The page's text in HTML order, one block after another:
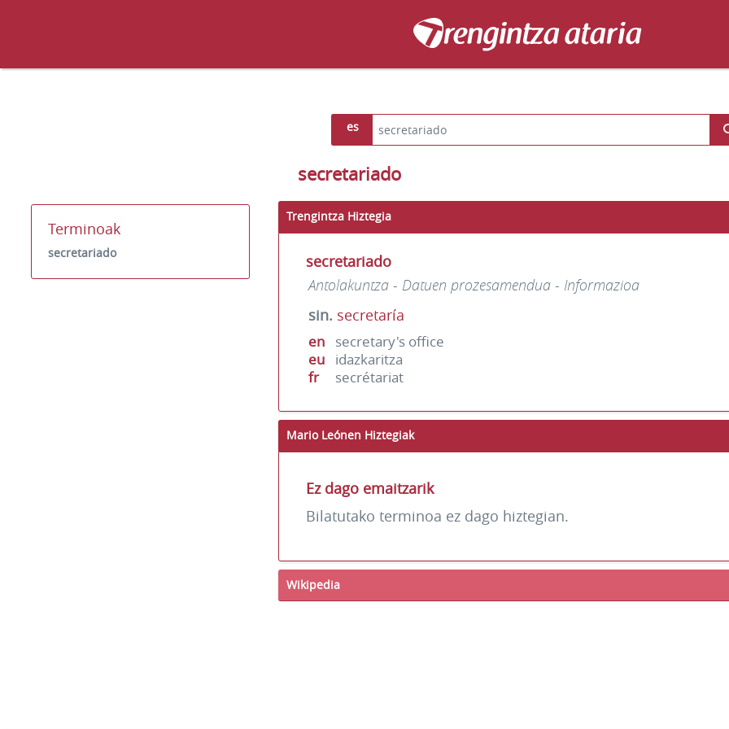
es
Terminoak
secretariado
secretariado
Trengintza Hiztegia
secretariado
Antolakuntza - Datuen prozesamendua - Informazioa
sin. secretaría
en
secretary's office
eu
idazkaritza
fr
secrétariat
Mario Leónen Hiztegiak
Ez dago emaitzarik
Bilatutako terminoa ez dago hiztegian.
Wikipedia